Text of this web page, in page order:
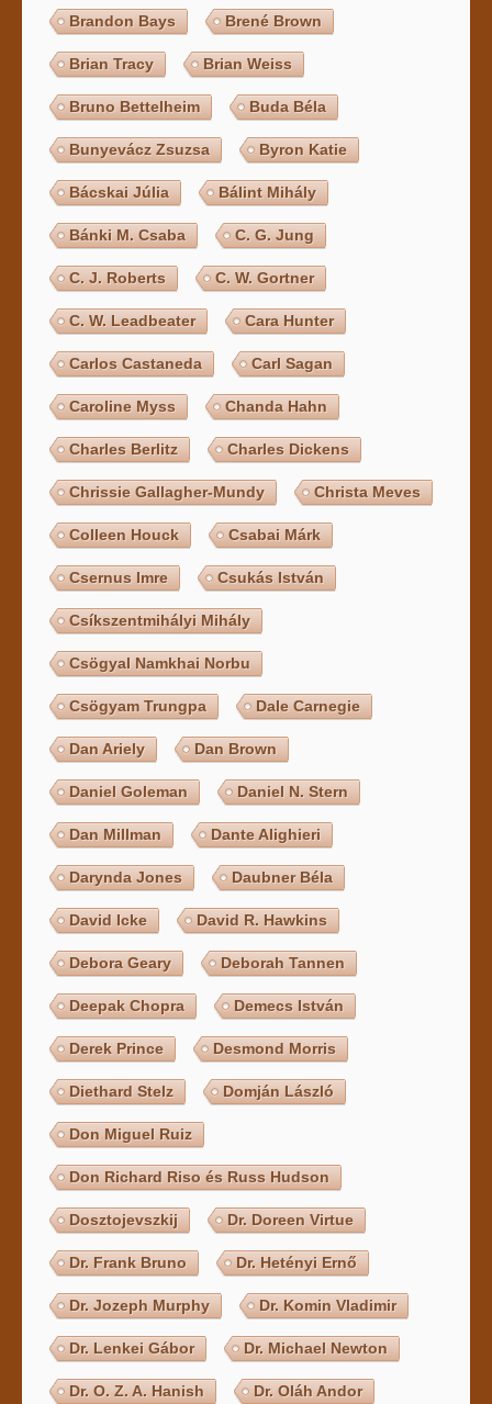
Brandon Bays Brené Brown
Brian Tracy Brian Weiss
Bruno Bettelheim Buda Béla
Bunyevácz Zsuzsa Byron Katie
Bácskai Júlia Bálint Mihály
Bánki M. Csaba C. G. Jung
C. J. Roberts C. W. Gortner
C. W. Leadbeater Cara Hunter
Carlos Castaneda Carl Sagan
Caroline Myss Chanda Hahn
Charles Berlitz Charles Dickens
Chrissie Gallagher-Mundy Christa Meves
Colleen Houck Csabai Márk
Csernus Imre Csukás István
Csíkszentmihályi Mihály
Csögyal Namkhai Norbu
Csögyam Trungpa Dale Carnegie
Dan Ariely Dan Brown
Daniel Goleman Daniel N. Stern
Dan Millman Dante Alighieri
Darynda Jones Daubner Béla
David Icke David R. Hawkins
Debora Geary Deborah Tannen
Deepak Chopra Demecs István
Derek Prince Desmond Morris
Diethard Stelz Domján László
Don Miguel Ruiz
Don Richard Riso és Russ Hudson
Dosztojevszkij Dr. Doreen Virtue
Dr. Frank Bruno Dr. Hetényi Ernő
Dr. Jozeph Murphy Dr. Komin Vladimir
Dr. Lenkei Gábor Dr. Michael Newton
Dr. O. Z. A. Hanish Dr. Oláh Andor